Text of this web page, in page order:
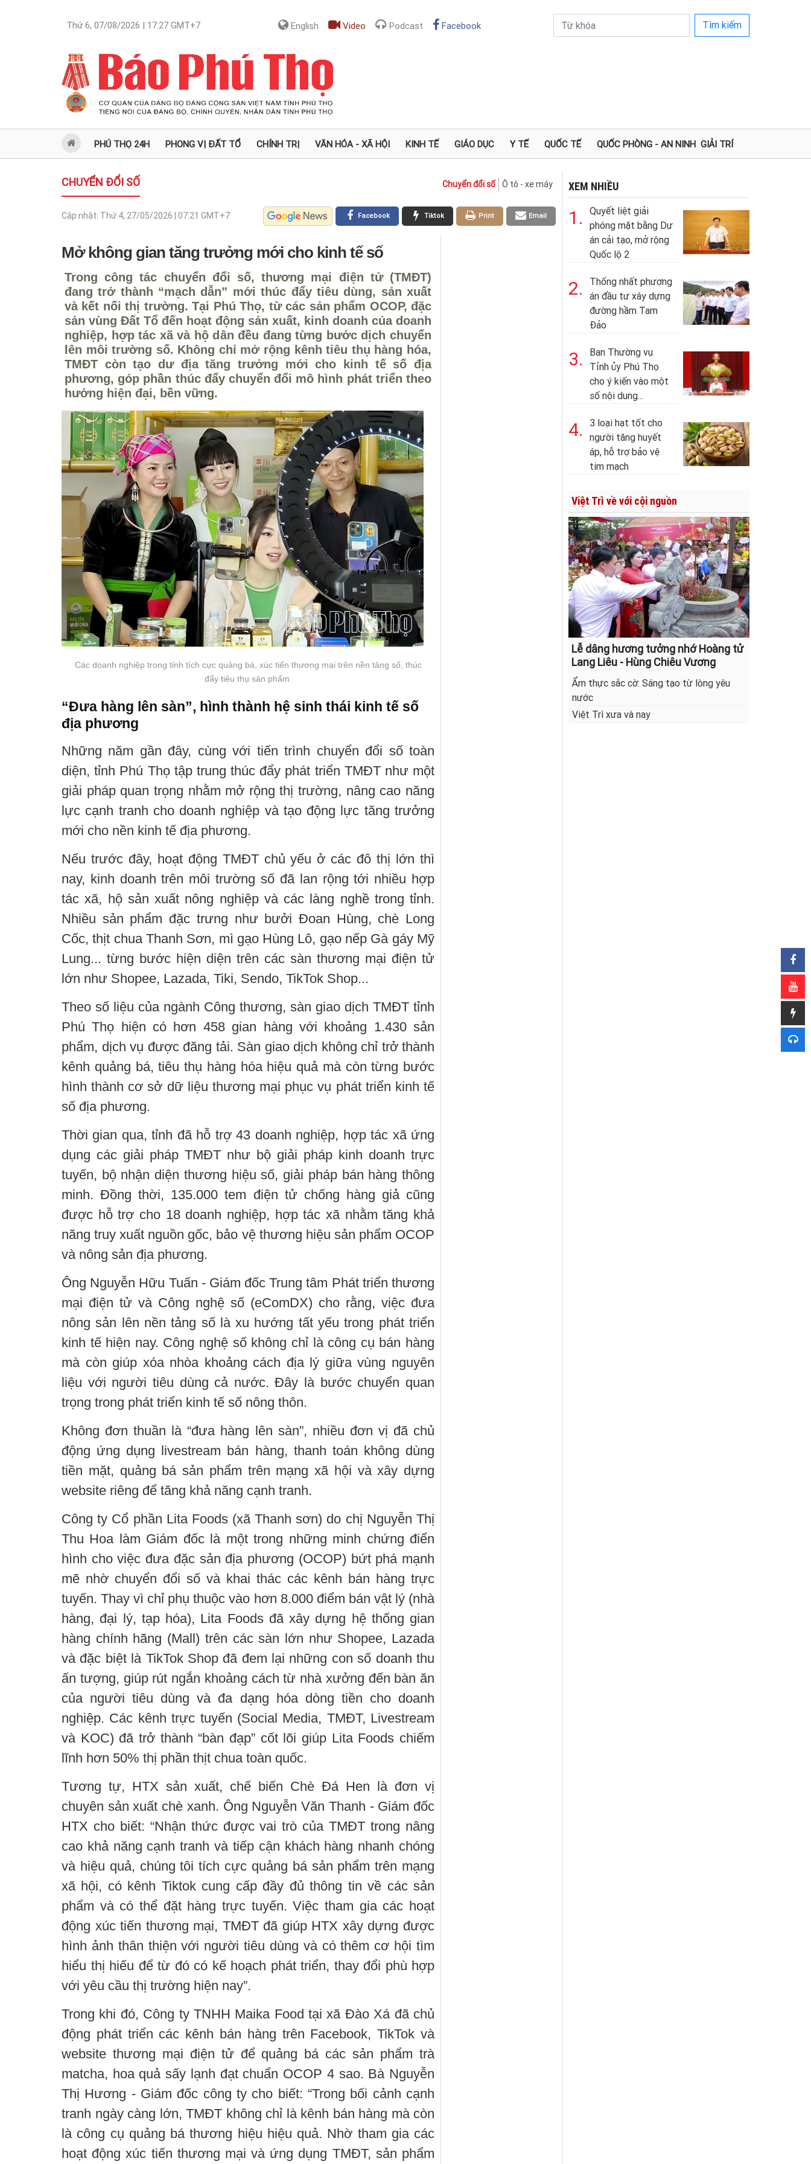
Thứ 6, 07/08/2026 | 17:27 GMT+7 English Video Podcast Facebook Tìm kiếm
PHÚ THỌ 24H PHONG VỊ ĐẤT TỔ CHÍNH TRỊ VĂN HÓA - XÃ HỘI KINH TẾ GIÁO DỤC Y TẾ QUỐC TẾ QUỐC PHÒNG - AN NINH GIẢI TRÍ
CHUYỂN ĐỔI SỐ Chuyển đổi số Ô tô - xe máy
Cập nhật: Thứ 4, 27/05/2026 | 07:21 GMT+7 Email
Print
Tiktok
Facebook
Mở không gian tăng trưởng mới cho kinh tế số
Trong công tác chuyển đổi số, thương mại điện tử (TMĐT)
đang trở thành “mạch dẫn” mới thúc đẩy tiêu dùng, sản xuất
và kết nối thị trường. Tại Phú Thọ, từ các sản phẩm OCOP, đặc
sản vùng Đất Tổ đến hoạt động sản xuất, kinh doanh của doanh
nghiệp, hợp tác xã và hộ dân đều đang từng bước dịch chuyển
lên môi trường số. Không chỉ mở rộng kênh tiêu thụ hàng hóa,
TMĐT còn tạo dư địa tăng trưởng mới cho kinh tế số địa
phương, góp phần thúc đẩy chuyển đổi mô hình phát triển theo
hướng hiện đại, bền vững.
Các doanh nghiệp trong tỉnh tích cực quảng bá, xúc tiến thương mại trên nền tảng số, thúc
đẩy tiêu thụ sản phẩm.
“Đưa hàng lên sàn”, hình thành hệ sinh thái kinh tế số
địa phương
Những năm gần đây, cùng với tiến trình chuyển đổi số toàn
diện, tỉnh Phú Thọ tập trung thúc đẩy phát triển TMĐT như một
giải pháp quan trọng nhằm mở rộng thị trường, nâng cao năng
lực cạnh tranh cho doanh nghiệp và tạo động lực tăng trưởng
mới cho nền kinh tế địa phương.
Nếu trước đây, hoạt động TMĐT chủ yếu ở các đô thị lớn thì
nay, kinh doanh trên môi trường số đã lan rộng tới nhiều hợp
tác xã, hộ sản xuất nông nghiệp và các làng nghề trong tỉnh.
Nhiều sản phẩm đặc trưng như bưởi Đoan Hùng, chè Long
Cốc, thịt chua Thanh Sơn, mì gạo Hùng Lô, gạo nếp Gà gáy Mỹ
Lung... từng bước hiện diện trên các sàn thương mại điện tử
lớn như Shopee, Lazada, Tiki, Sendo, TikTok Shop...
Theo số liệu của ngành Công thương, sàn giao dịch TMĐT tỉnh
Phú Thọ hiện có hơn 458 gian hàng với khoảng 1.430 sản
phẩm, dịch vụ được đăng tải. Sàn giao dịch không chỉ trở thành
kênh quảng bá, tiêu thụ hàng hóa hiệu quả mà còn từng bước
hình thành cơ sở dữ liệu thương mại phục vụ phát triển kinh tế
số địa phương.
Thời gian qua, tỉnh đã hỗ trợ 43 doanh nghiệp, hợp tác xã ứng
dụng các giải pháp TMĐT như bộ giải pháp kinh doanh trực
tuyến, bộ nhận diện thương hiệu số, giải pháp bán hàng thông
minh. Đồng thời, 135.000 tem điện tử chống hàng giả cũng
được hỗ trợ cho 18 doanh nghiệp, hợp tác xã nhằm tăng khả
năng truy xuất nguồn gốc, bảo vệ thương hiệu sản phẩm OCOP
và nông sản địa phương.
Ông Nguyễn Hữu Tuấn - Giám đốc Trung tâm Phát triển thương
mại điện tử và Công nghệ số (eComDX) cho rằng, việc đưa
nông sản lên nền tảng số là xu hướng tất yếu trong phát triển
kinh tế hiện nay. Công nghệ số không chỉ là công cụ bán hàng
mà còn giúp xóa nhòa khoảng cách địa lý giữa vùng nguyên
liệu với người tiêu dùng cả nước. Đây là bước chuyển quan
trọng trong phát triển kinh tế số nông thôn.
Không đơn thuần là “đưa hàng lên sàn”, nhiều đơn vị đã chủ
động ứng dụng livestream bán hàng, thanh toán không dùng
tiền mặt, quảng bá sản phẩm trên mạng xã hội và xây dựng
website riêng để tăng khả năng cạnh tranh.
Công ty Cổ phần Lita Foods (xã Thanh sơn) do chị Nguyễn Thị
Thu Hoa làm Giám đốc là một trong những minh chứng điển
hình cho việc đưa đặc sản địa phương (OCOP) bứt phá mạnh
mẽ nhờ chuyển đổi số và khai thác các kênh bán hàng trực
tuyến. Thay vì chỉ phụ thuộc vào hơn 8.000 điểm bán vật lý (nhà
hàng, đại lý, tạp hóa), Lita Foods đã xây dựng hệ thống gian
hàng chính hãng (Mall) trên các sàn lớn như Shopee, Lazada
và đặc biệt là TikTok Shop đã đem lại những con số doanh thu
ấn tượng, giúp rút ngắn khoảng cách từ nhà xưởng đến bàn ăn
của người tiêu dùng và đa dạng hóa dòng tiền cho doanh
nghiệp. Các kênh trực tuyến (Social Media, TMĐT, Livestream
và KOC) đã trở thành “bàn đạp” cốt lõi giúp Lita Foods chiếm
lĩnh hơn 50% thị phần thịt chua toàn quốc.
Tương tự, HTX sản xuất, chế biến Chè Đá Hen là đơn vị
chuyên sản xuất chè xanh. Ông Nguyễn Văn Thanh - Giám đốc
HTX cho biết: “Nhận thức được vai trò của TMĐT trong nâng
cao khả năng cạnh tranh và tiếp cận khách hàng nhanh chóng
và hiệu quả, chúng tôi tích cực quảng bá sản phẩm trên mạng
xã hội, có kênh Tiktok cung cấp đầy đủ thông tin về các sản
phẩm và có thể đặt hàng trực tuyến. Việc tham gia các hoạt
động xúc tiến thương mại, TMĐT đã giúp HTX xây dựng được
hình ảnh thân thiện với người tiêu dùng và có thêm cơ hội tìm
hiểu thị hiếu để từ đó có kế hoạch phát triển, thay đổi phù hợp
với yêu cầu thị trường hiện nay”.
Trong khi đó, Công ty TNHH Maika Food tại xã Đào Xá đã chủ
động phát triển các kênh bán hàng trên Facebook, TikTok và
website thương mại điện tử để quảng bá các sản phẩm trà
matcha, hoa quả sấy lạnh đạt chuẩn OCOP 4 sao. Bà Nguyễn
Thị Hương - Giám đốc công ty cho biết: “Trong bối cảnh cạnh
tranh ngày càng lớn, TMĐT không chỉ là kênh bán hàng mà còn
là công cụ quảng bá thương hiệu hiệu quả. Nhờ tham gia các
hoạt động xúc tiến thương mại và ứng dụng TMĐT, sản phẩm
XEM NHIỀU
1.
Quyết liệt giải
phóng mặt bằng Dự
án cải tạo, mở rộng
Quốc lộ 2
2.
Thống nhất phương
án đầu tư xây dựng
đường hầm Tam
Đảo
3.
Ban Thường vụ
Tỉnh ủy Phú Thọ
cho ý kiến vào một
số nội dung...
4.
3 loại hạt tốt cho
người tăng huyết
áp, hỗ trợ bảo vệ
tim mạch
Việt Trì về với cội nguồn
Lễ dâng hương tưởng nhớ Hoàng tử
Lang Liêu - Hùng Chiêu Vương
Ẩm thực sắc cờ: Sáng tạo từ lòng yêu
nước
Việt Trì xưa và nay